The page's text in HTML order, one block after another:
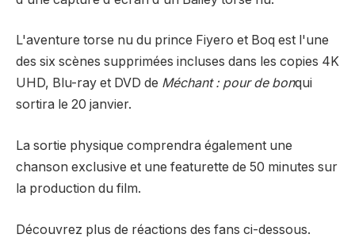
L'aventure torse nu du prince Fiyero et Boq est l'une
des six scènes supprimées incluses dans les copies 4K
UHD, Blu-ray et DVD de Méchant : pour de bonqui
sortira le 20 janvier.
La sortie physique comprendra également une
chanson exclusive et une featurette de 50 minutes sur
la production du film.
Découvrez plus de réactions des fans ci-dessous.